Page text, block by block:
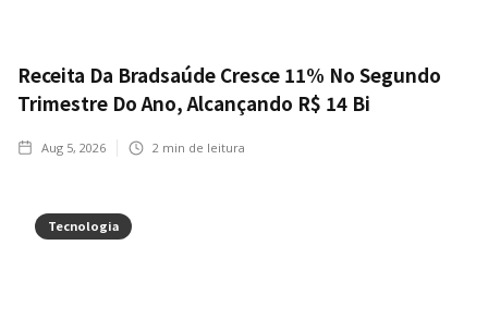
Receita Da Bradsaúde Cresce 11% No Segundo
Trimestre Do Ano, Alcançando R$ 14 Bi
Aug 5, 2026 2 min de leitura
Tecnologia